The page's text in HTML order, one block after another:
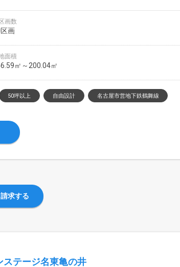
画数
画
面積
㎡～200.04㎡
50坪以上 自由設計 名古屋市営地下鉄鶴舞線
求する
ステージ名東亀の井